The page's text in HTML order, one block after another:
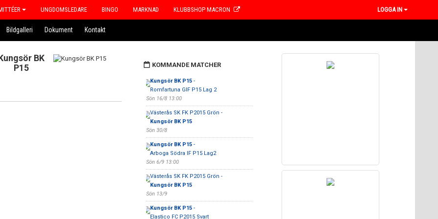
UNGDOMSLEDARE BINGO MARKNAD KLUBBSHOP MACRON LOGGA IN
Bildgalleri Dokument Kontakt
BK
P15
KOMMANDE MATCHER
Kungsör BK P15-
Romfartuna GIF P15 Lag 2
Sön 16/8 13:00
Västerås SK FK P2015 Grön -
Kungsör BK P15
Sön 30/8
Kungsör BK P15-
Arboga Södra IF P15 Lag2
Sön 6/9 13:00
Västerås SK FK P2015 Grön -
Kungsör BK P15
Sön 13/9
Kungsör BK P15-
Elastico FC P2015 Svart